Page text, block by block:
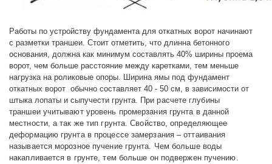
Работы по устройству фундамента для откатных ворот начинают
с разметки траншеи. Стоит отметить, что длинна бетонного
основания, должна как минимум составлять 40% ширины проема
ворот, чем больше расстояние между каретками, тем меньше
нагрузка на роликовые опоры. Ширина ямы под фундамент
откатных ворот обычно составляет 40 - 50 см, в зависимости от
штыка лопаты и сыпучести грунта. При расчете глубины
траншеи учитывают уровень промерзания грунта в данной
местности, а так же тип грунта. Свойство, определяющее
деформацию грунта в процессе замерзания – оттаивания
называется морозное пучение грунта. Чем больше воды
накапливается в грунте, тем больше он подвержен пучению.